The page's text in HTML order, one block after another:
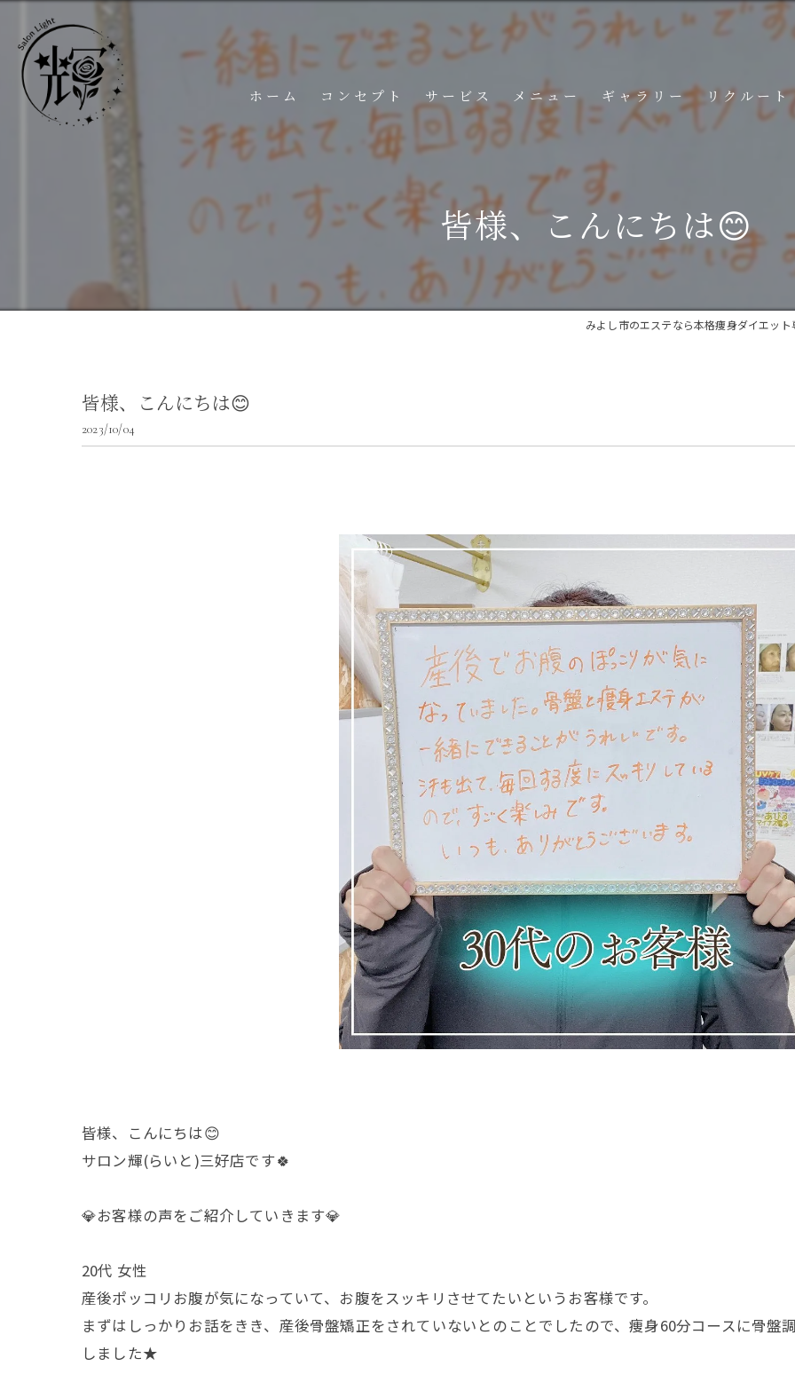
ホーム コンセプト サービス
コンテンツ
メニュー ギャラリー リクルート
皆様、こんにちは😊
みよし市のエステなら本格痩身ダイエッ
皆様、こんにちは😊
2023/10/04
皆様、こんにちは😊
サロン輝(らいと)三好店です🍀
💎お客様の声をご紹介していきます💎
20代 女性
産後ポッコリお腹が気になっていて、お腹をスッキリさせてたいというお客様です。
まずはしっかりお話をきき、産後骨盤矯正をされていないとのことでしたので、痩身60分コースに骨盤
しました★